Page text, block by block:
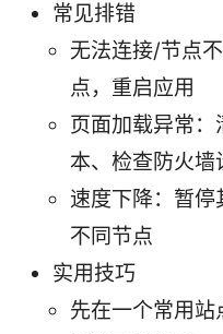
常见排错
无法连接/节点
点，重启应用
页面加载异常
本、检查防火墙
速度下降：暂
不同节点
实用技巧
先在一个常用